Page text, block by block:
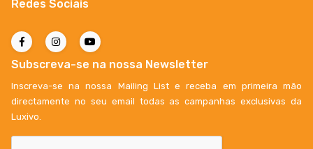
Redes Sociais
Subscreva-se na nossa Newsletter
Inscreva-se na nossa Mailing List e receba em primeira mão
directamente no seu email todas as campanhas exclusivas da
Luxivo.